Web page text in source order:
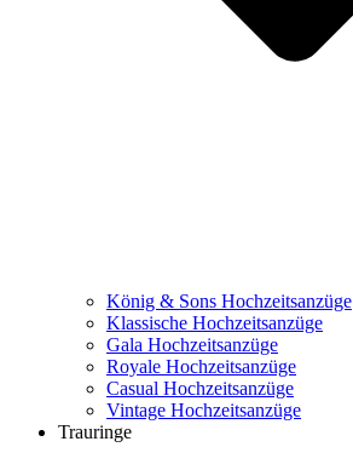
König & Sons Hochzeitsanzüge
Klassische Hochzeitsanzüge
Gala Hochzeitsanzüge
Royale Hochzeitsanzüge
Casual Hochzeitsanzüge
Vintage Hochzeitsanzüge
Trauringe